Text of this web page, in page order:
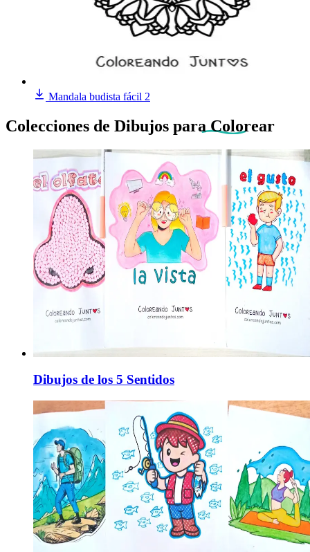
Mandala budista fácil 2
Colecciones de Dibujos para Colorear
Dibujos de los 5 Sentidos